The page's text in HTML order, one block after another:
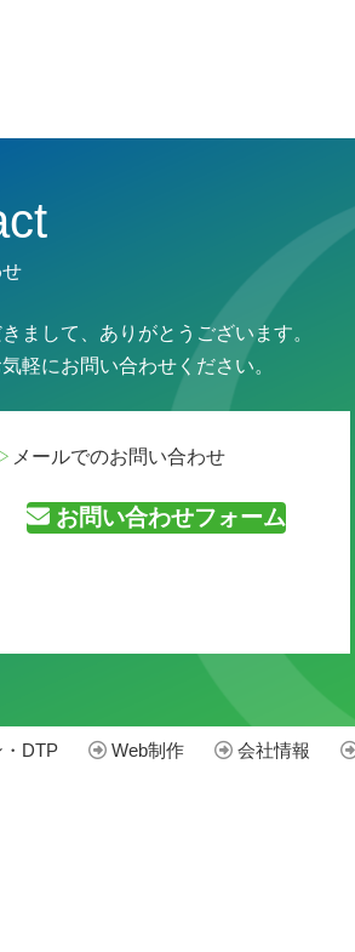
まして、ありがとうございます。
軽にお問い合わせください。
メールでのお問い合わせ
お問い合わせフォーム
DTP Web制作 会社情報